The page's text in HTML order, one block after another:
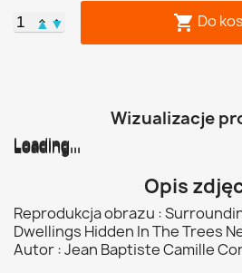
▲ ▼  Do
Wizualizacje
Loading...
Loading...
Loading...
Loading...
Loading...
Loading...
Opis
Reprodukcja obrazu :
Dwellings Hidden In The Trees
Autor : Jean Baptiste Camille